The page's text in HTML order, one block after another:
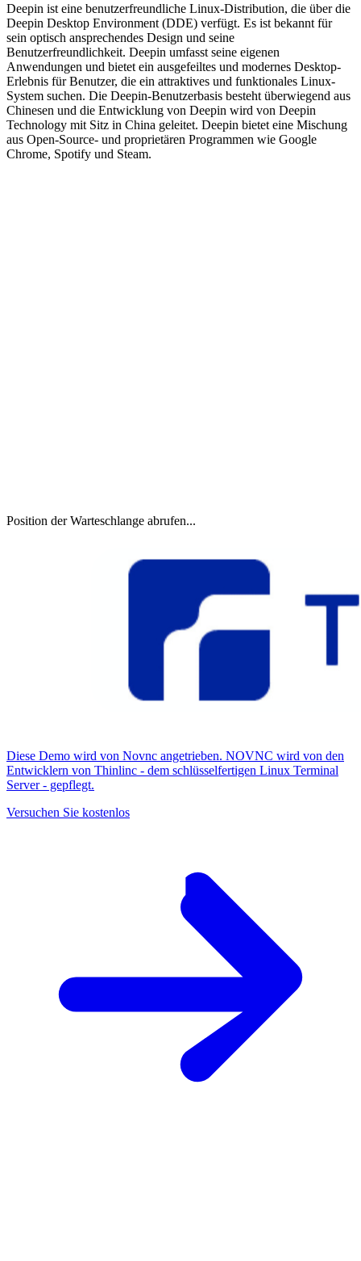
Deepin ist eine benutzerfreundliche Linux-Distribution, die über die
Deepin Desktop Environment (DDE) verfügt. Es ist bekannt für
sein optisch ansprechendes Design und seine
Benutzerfreundlichkeit. Deepin umfasst seine eigenen
Anwendungen und bietet ein ausgefeiltes und modernes Desktop-
Erlebnis für Benutzer, die ein attraktives und funktionales Linux-
System suchen. Die Deepin-Benutzerbasis besteht überwiegend aus
Chinesen und die Entwicklung von Deepin wird von Deepin
Technology mit Sitz in China geleitet. Deepin bietet eine Mischung
aus Open-Source- und proprietären Programmen wie Google
Chrome, Spotify und Steam.
Position der Warteschlange abrufen...
Diese Demo wird von Novnc angetrieben. NOVNC wird von den
Entwicklern von Thinlinc - dem schlüsselfertigen Linux Terminal
Server - gepflegt.
Versuchen Sie kostenlos